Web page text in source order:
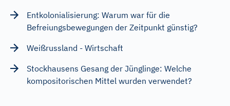
Entkolonialisierung: Warum war für die
Befreiungsbewegungen der Zeitpunkt günstig?
Weißrussland - Wirtschaft
Stockhausens Gesang der Jünglinge: Welche
kompositorischen Mittel wurden verwendet?